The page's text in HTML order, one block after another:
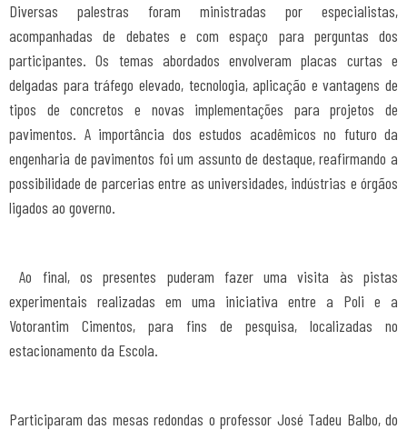
Diversas palestras foram ministradas por especialistas,
acompanhadas de debates e com espaço para perguntas dos
participantes. Os temas abordados envolveram placas curtas e
delgadas para tráfego elevado, tecnologia, aplicação e vantagens de
tipos de concretos e novas implementações para projetos de
pavimentos. A importância dos estudos acadêmicos no futuro da
engenharia de pavimentos foi um assunto de destaque, reafirmando a
possibilidade de parcerias entre as universidades, indústrias e órgãos
ligados ao governo.
Ao final, os presentes puderam fazer uma visita às pistas
experimentais realizadas em uma iniciativa entre a Poli e a
Votorantim Cimentos, para fins de pesquisa, localizadas no
estacionamento da Escola.
Participaram das mesas redondas o professor José Tadeu Balbo, do